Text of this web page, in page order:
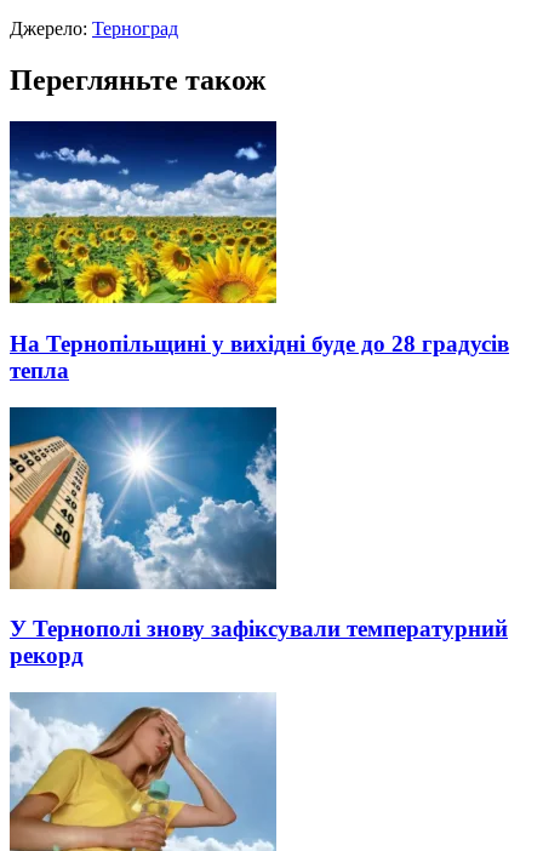
Джерело: Терноград
Перегляньте також
На Тернопільщині у вихідні буде до 28 градусів
тепла
У Тернополі знову зафіксували температурний
рекорд